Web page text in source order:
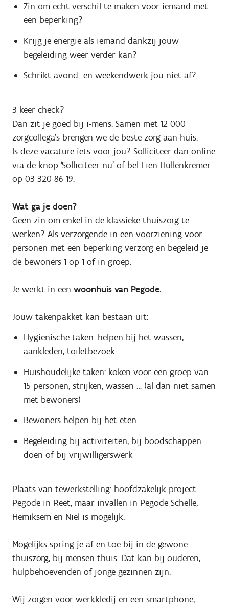
Zin om echt verschil te maken voor iemand met
een beperking?
Krijg je energie als iemand dankzij jouw
begeleiding weer verder kan?
Schrikt avond- en weekendwerk jou niet af?
3 keer check?
Dan zit je goed bij i-mens. Samen met 12 000
zorgcollega’s brengen we de beste zorg aan huis.
Is deze vacature iets voor jou? Solliciteer dan online
via de knop ‘Solliciteer nu’ of bel Lien Hullenkremer
op 03 320 86 19.
Wat ga je doen?
Geen zin om enkel in de klassieke thuiszorg te
werken? Als verzorgende in een voorziening voor
personen met een beperking verzorg en begeleid je
de bewoners 1 op 1 of in groep.
Je werkt in een woonhuis van Pegode.
Jouw takenpakket kan bestaan uit:
Hygiënische taken: helpen bij het wassen,
aankleden, toiletbezoek …
Huishoudelijke taken: koken voor een groep van
15 personen, strijken, wassen … (al dan niet samen
met bewoners)
Bewoners helpen bij het eten
Begeleiding bij activiteiten, bij boodschappen
doen of bij vrijwilligerswerk
Plaats van tewerkstelling: hoofdzakelijk project
Pegode in Reet, maar invallen in Pegode Schelle,
Hemiksem en Niel is mogelijk.
Mogelijks spring je af en toe bij in de gewone
thuiszorg, bij mensen thuis. Dat kan bij ouderen,
hulpbehoevenden of jonge gezinnen zijn.
Wij zorgen voor werkkledij en een smartphone,